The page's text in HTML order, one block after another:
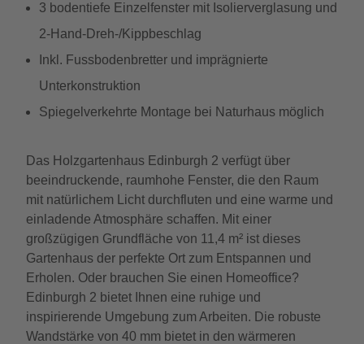
3 bodentiefe Einzelfenster mit Isolierverglasung und
2-Hand-Dreh-/Kippbeschlag
Inkl. Fussbodenbretter und imprägnierte
Unterkonstruktion
Spiegelverkehrte Montage bei Naturhaus möglich
Das Holzgartenhaus Edinburgh 2 verfügt über
beeindruckende, raumhohe Fenster, die den Raum
mit natürlichem Licht durchfluten und eine warme und
einladende Atmosphäre schaffen. Mit einer
großzügigen Grundfläche von 11,4 m² ist dieses
Gartenhaus der perfekte Ort zum Entspannen und
Erholen. Oder brauchen Sie einen Homeoffice?
Edinburgh 2 bietet Ihnen eine ruhige und
inspirierende Umgebung zum Arbeiten. Die robuste
Wandstärke von 40 mm bietet in den wärmeren